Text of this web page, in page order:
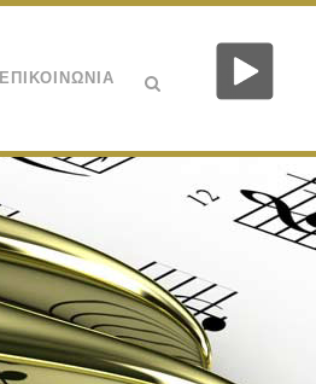
ΕΠΙΚΟΙΝΩΝΙΑ